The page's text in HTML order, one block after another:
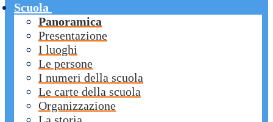
Scuola
Panoramica
Presentazione
I luoghi
Le persone
I numeri della scuola
Le carte della scuola
Organizzazione